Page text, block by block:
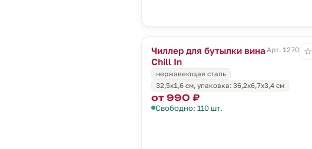
Чиллер для бутылки вина
Chill In
Арт. 12703.00
нержавеющая сталь
32,5x1,6 см, упаковка: 36,2x6,7x3,4 см
от 990 ₽
Свободно: 110 шт.
☆